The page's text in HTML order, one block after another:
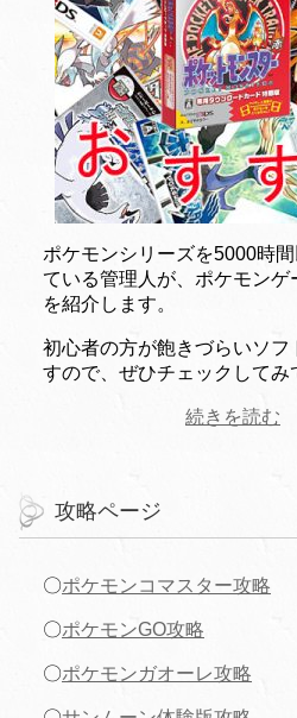
ポケモンシリーズを5000時
ている管理人が、ポケモンゲ
を紹介します。
初心者の方が飽きづらいソフ
すので、ぜひチェックしてみ
続きを読む
攻略ページ
〇ポケモンコマスター攻略
〇ポケモンGO攻略
〇ポケモンガオーレ攻略